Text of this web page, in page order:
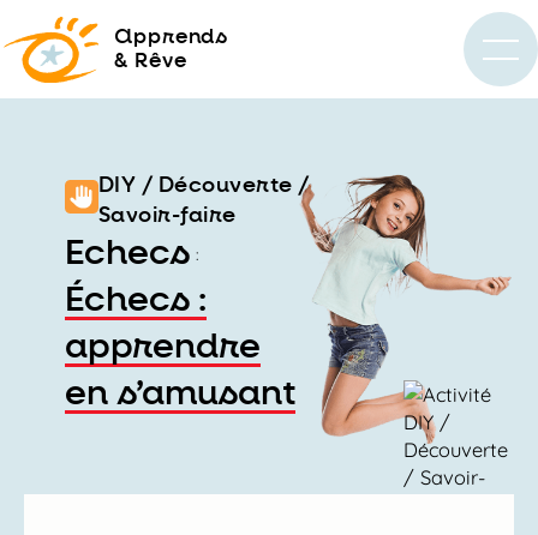
apprends
& Rêve
DIY / Découverte /
Savoir-faire
Echecs :
Échecs :
apprendre
en s’amusant